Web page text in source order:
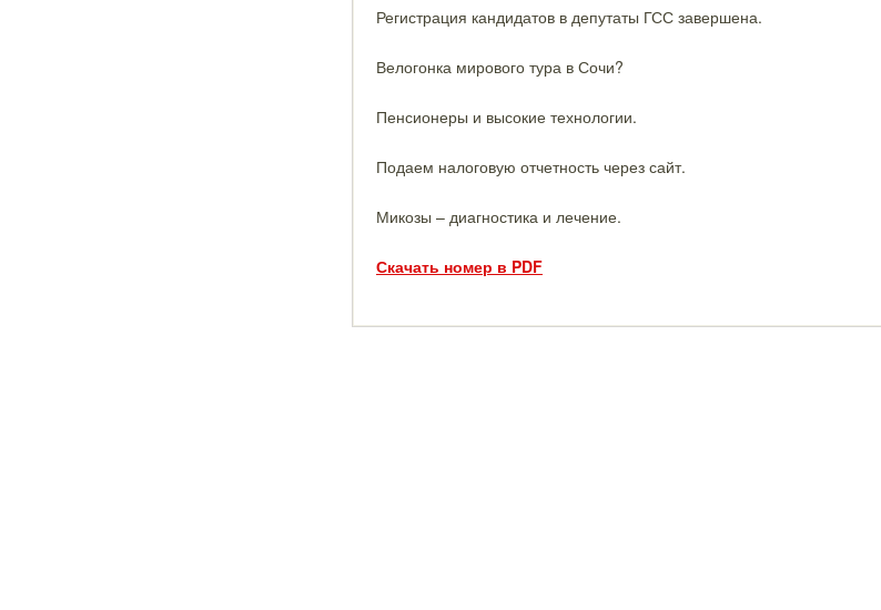
Регистрация кандидатов в депутаты ГСС завершена.
Велогонка мирового тура в Сочи?
Пенсионеры и высокие технологии.
Подаем налоговую отчетность через сайт.
Микозы – диагностика и лечение.
Скачать номер в PDF